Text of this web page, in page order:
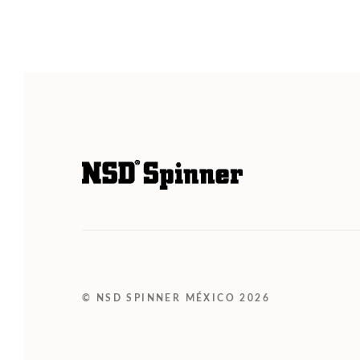
© NSD SPINNER MÉXICO 2026